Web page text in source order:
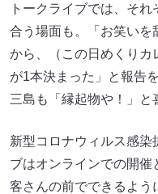
トークライブでは、そ
合う場面も。「お笑いを
から、（この日めくりカ
が1本決まった」と報告
三島も「縁起物や！」と
新型コロナウィルス感染
ブはオンラインでの開催
客さんの前でできるよう